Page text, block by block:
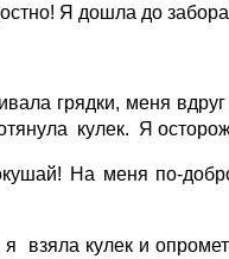
Я дошла до
грядки, меня
кулек. Я
На меня по-
взяла кулек и